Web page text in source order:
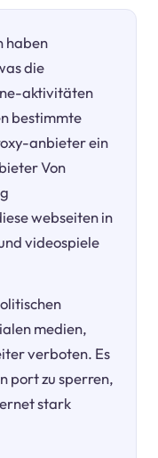
haben
die
aktivitäten
bestimmte
anbieter ein
Von
webseiten in
videospiele
medien,
verboten. Es
port zu sperren,
stark